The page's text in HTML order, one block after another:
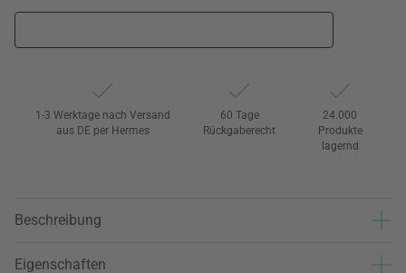
1-3 Werktage nach Versand
aus DE per Hermes
60 Tage
Rückgaberecht
24.000
Produkte
lagernd
Beschreibung
Eigenschaften